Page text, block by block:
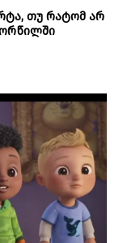
თუ რატომ არ